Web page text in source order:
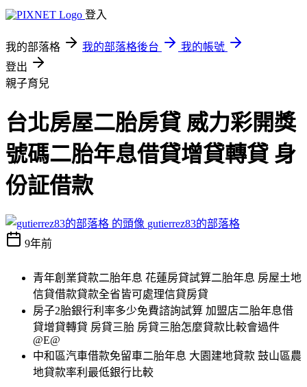
登入
我的部落格 我的部落格後台
我的帳號
登出
親子育兒
台北房屋二胎房貸 威力彩開獎
號碼二胎年息借貸增貸轉貸 身
份証借款
gutierrez83的部落格
9年前
青年創業貸款二胎年息 花蓮房貸試算二胎年息 房屋土地
信貸借款貸款全省皆可處理信貸房貸
房子2胎銀行利率多少免費諮詢試算 加盟店二胎年息借
貸增貸轉貸 房貸三胎 房貸三胎怎麼貸款比較會過件
@E@
中和區汽車借款免留車二胎年息 大園建地貸款 鼓山區農
地貸款率利最低銀行比較